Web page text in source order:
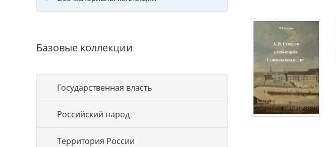
Базовые коллекции
Государственная власть
Российский народ
Территория России